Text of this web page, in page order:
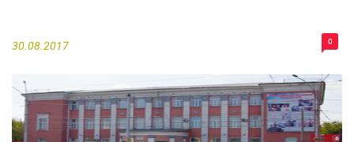
30.08.2017 0